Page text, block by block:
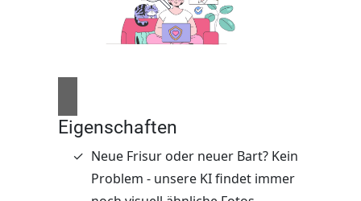
Eigenschaften
Neue Frisur oder neuer Bart? Kein
Problem - unsere KI findet immer